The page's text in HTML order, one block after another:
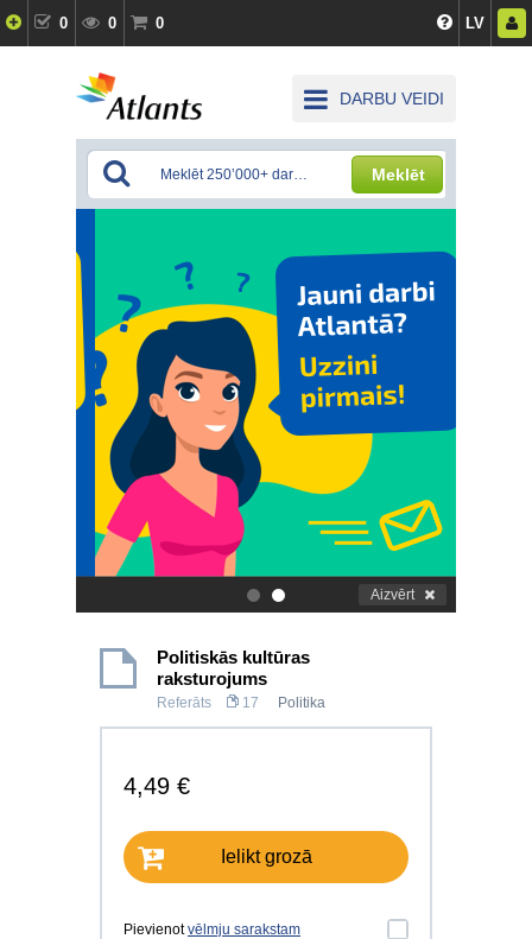
0 0 0 LV
DARBU VEIDI
Meklēt
. Aizvērt
Politiskās kultūras
raksturojums
Referāts 17 Politika
4,49 €
Ielikt grozā
Pievienotvēlmju sarakstam